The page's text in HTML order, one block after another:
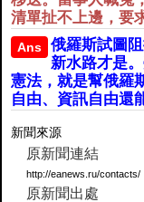
清單扯不上邊，要
Ans
俄羅斯試圖
新水路才是
憲法，就是幫俄羅
自由、資訊自由還
新聞來源
原新聞連結
http://eanews.ru/contacts/
原新聞出處